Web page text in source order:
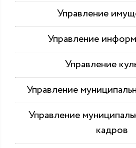
Управление
Управление
Управление
Управление
Управление
кадров